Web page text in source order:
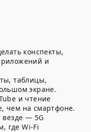
конспекты,
и
таблицы,
экране.
и чтение
чем на смартфоне.
— 5G
где Wi-Fi